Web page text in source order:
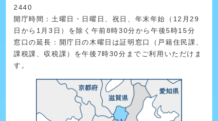
2440
開庁時間：土曜日・日曜日、祝日、年末年始（12月29
日から1月3日）を除く午前8時30分から午後5時15分
窓口の延長：開庁日の木曜日は証明窓口（戸籍住民課、
課税課、収税課）を午後7時30分までご利用いただけま
す。